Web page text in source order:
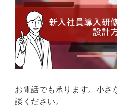
お電話でも承ります。小さ
談ください。